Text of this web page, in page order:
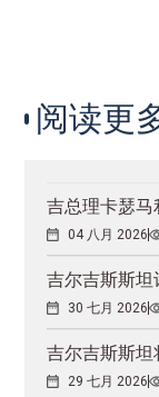
阅读更
吉总理卡瑟
04 八月 2026
吉尔吉斯斯坦
30 七月 2026
吉尔吉斯斯坦
29 七月 2026